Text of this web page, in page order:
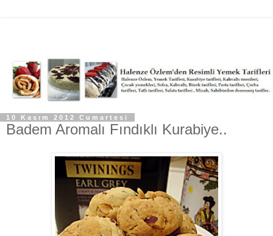
10 Kasım 2012 Cumartesi
Badem Aromalı Fındıklı Kurabiye..